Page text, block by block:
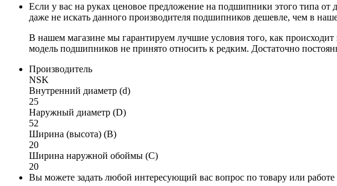
Если у вас на руках ценовое предложение на подшипники этого типа
даже не искать данного производителя подшипников дешевле, чем в
В нашем магазине мы гарантируем лучшие условия того, как происходит
модель подшипников не принято относить к редким. Достаточно
Производитель
NSK
Внутренний диаметр (d)
25
Наружный диаметр (D)
52
Ширина (высота) (B)
20
Ширина наружной обоймы (C)
20
Вы можете задать любой интересующий вас вопрос по товару или работе